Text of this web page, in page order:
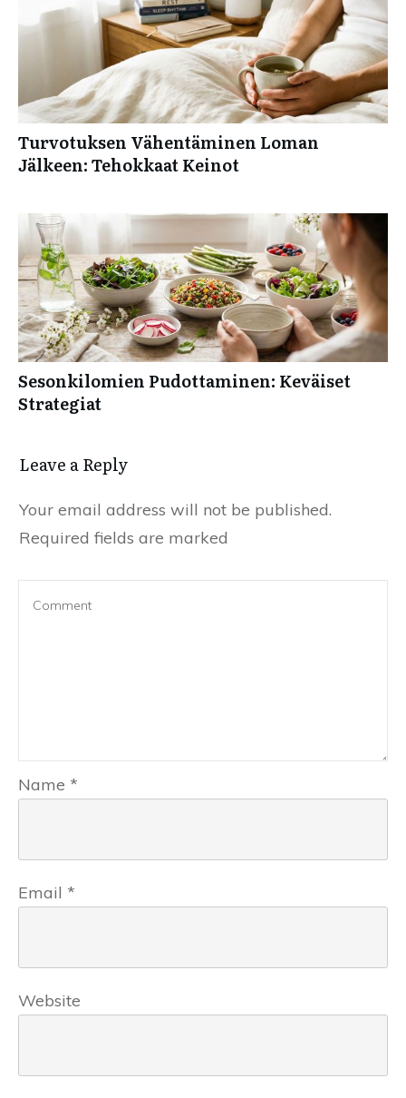
Turvotuksen Vähentäminen Loman
Jälkeen: Tehokkaat Keinot
Sesonkilomien Pudottaminen: Keväiset
Strategiat
Leave a Reply
Your email address will not be published.
Required fields are marked
Name *
Email *
Website